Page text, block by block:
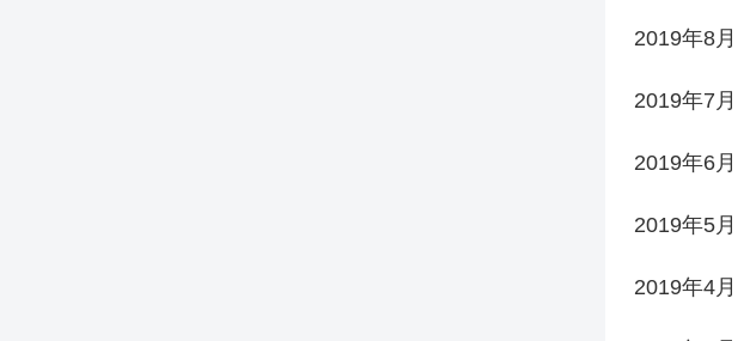
2019年8月
2019年7月
2019年6月
2019年5月
2019年4月